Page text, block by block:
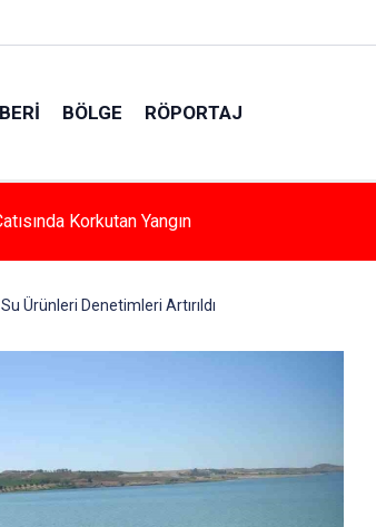
BÖLGE RÖPORTAJ
Gelen Mutluluk
Ürünleri Denetimleri Artırıldı